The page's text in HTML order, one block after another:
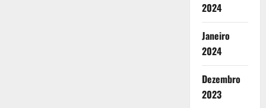
2024
Janeiro
2024
Dezembro
2023